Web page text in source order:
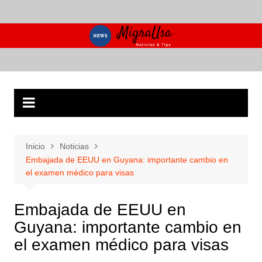
al
Inicio
Noticias
Embajada de EEUU en Guyana: importante cambio en
el examen médico para visas
Embajada de EEUU en
Guyana: importante cambio en
el examen médico para visas